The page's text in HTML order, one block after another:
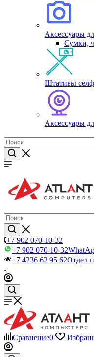
Аксессуары
Сумки,
Штативы
Аксессуары
+7 902 070-10-32
+7 902 070-10-32
+7 4236 62 95 62Отдел
Сравнение0